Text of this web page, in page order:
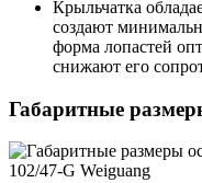
Крыльчатка
создают
форма лопастей
снижают его
Габаритные